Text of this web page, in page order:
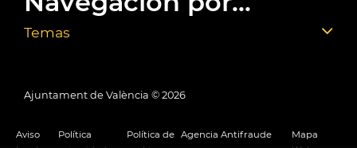
Temas
Ajuntament de València © 2026
Aviso
Política
Política de Agencia Antifraude
Mapa